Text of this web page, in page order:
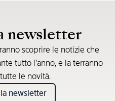
newsletter
scoprire le notizie che
tutto l’anno, e la terranno
le novità.
newsletter